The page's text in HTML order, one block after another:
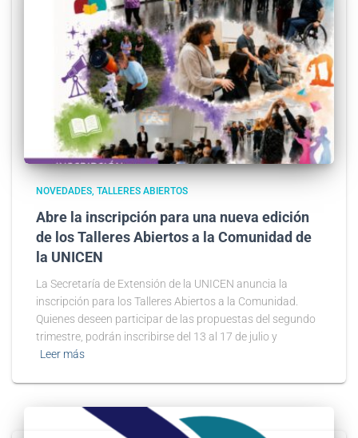
NOVEDADES TALLERES ABIERTOS
Abre la inscripción para una nueva edición
de los Talleres Abiertos a la Comunidad de
la UNICEN
La Secretaría de Extensión de la UNICEN anuncia la
inscripción para los Talleres Abiertos a la Comunidad.
Quienes deseen participar de las propuestas del segundo
trimestre, podrán inscribirse del 13 al 17 de julio y
Leer más